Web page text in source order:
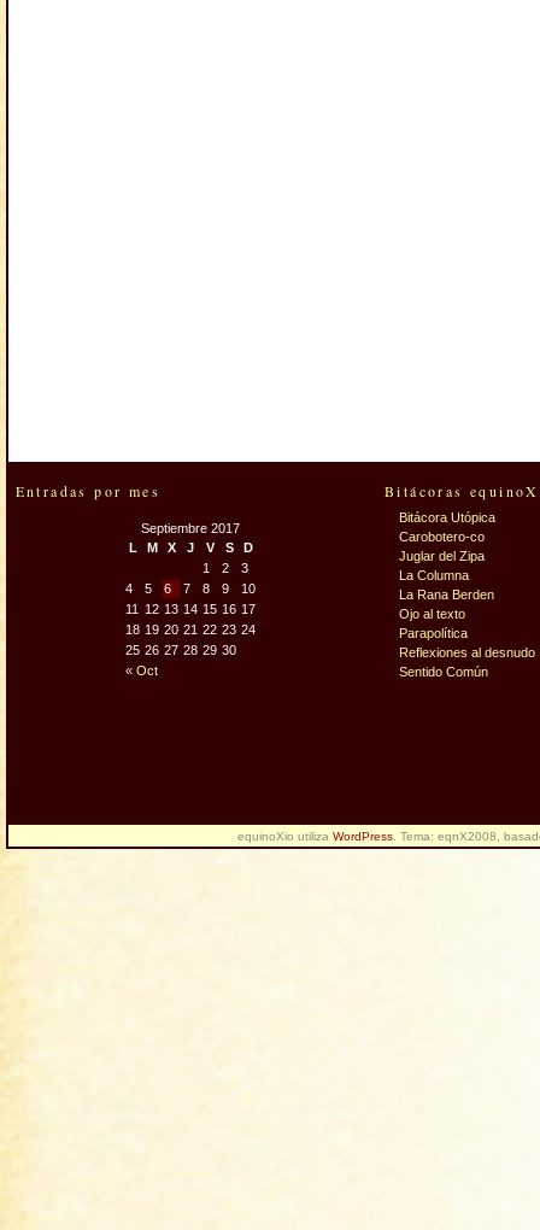
Entradas por mes
Septiembre 2017
L
M X J V S D
« Oct
1 2
3
4
5 6 7 8 9
10
11
12 13 14 15 16 17
18 19 20 21 22 23 24
25 26 27 28 29 30
Bitácoras
Bitácora Utópica
Carobotero-co
Juglar del Zipa
La Columna
La Rana Berden
Ojo al texto
Parapolítica
Reflexiones al desnudo
Sentido Común
equinoXio utiliza WordPress . Tema: eqnX2008,